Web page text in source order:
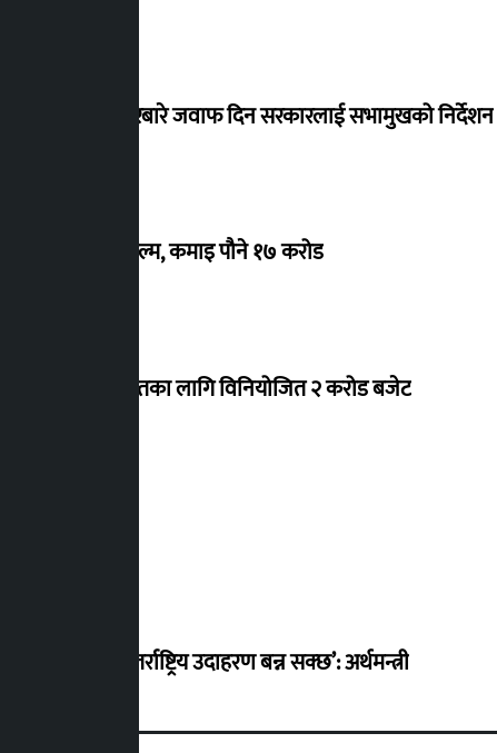
ट्रमा सेन्टरबारे जवाफ दिन सरकारलाई सभामुखको निर्देशन
सातौं नेपाली फिल्म, कमाइ पौने १७ करोड
निवास मर्मतका लागि विनियोजित २ करोड बजेट
सफल भए अन्तर्राष्ट्रिय उदाहरण बन्न सक्छ’: अर्थमन्त्री